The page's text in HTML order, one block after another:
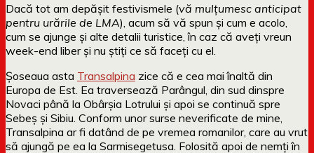
Dacă tot am depășit festivismele (vă mulțumesc anticipat
pentru urările de LMA), acum să vă spun și cum e acolo,
cum se ajunge și alte detalii turistice, în caz că aveți vreun
week-end liber și nu știți ce să faceți cu el.
Șoseaua asta Transalpina zice că e cea mai înaltă din
Europa de Est. Ea traversează Parângul, din sud dinspre
Novaci până la Obârșia Lotrului și apoi se continuă spre
Sebeș și Sibiu. Conform unor surse neverificate de mine,
Transalpina ar fi datând de pe vremea romanilor, care au vrut
să ajungă pe ea la Sarmisegetusa. Folosită apoi de nemți în